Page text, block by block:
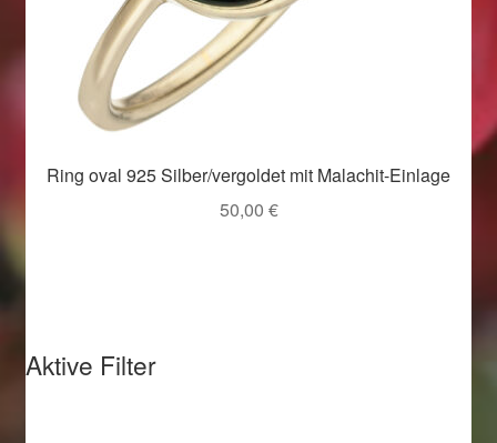
Weihnachtsangebote 2021
Widerrufsrecht
Ring oval 925 Silber/vergoldet mit Malachit-Einlage
50,00 €
Aktive Filter